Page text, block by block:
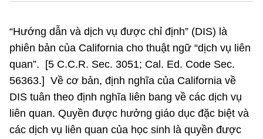
“Hướng dẫn và dịch vụ được chỉ định” (DIS) là
phiên bản của California cho thuật ngữ “dịch vụ liên
quan”. [5 C.C.R. Sec. 3051; Cal. Ed. Code Sec.
56363.] Về cơ bản, định nghĩa của California về
DIS tuân theo định nghĩa liên bang về các dịch vụ
liên quan. Quyền được hưởng giáo dục đặc biệt và
các dịch vụ liên quan của học sinh là quyền được